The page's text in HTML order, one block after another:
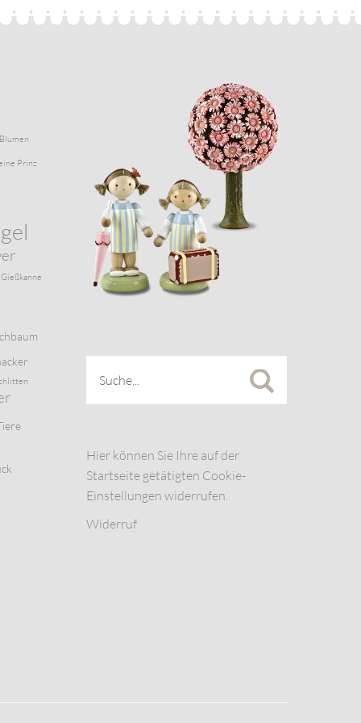
Blumen
Prinz
Gießkanne
Hier können Sie Ihre auf der
Startseite getätigten Cookie-
Einstellungen widerrufen.
Widerruf